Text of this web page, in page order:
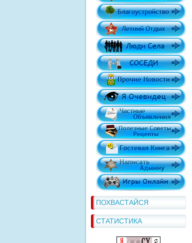
ПОХВАСТАЙСЯ
СТАТИСТИКА